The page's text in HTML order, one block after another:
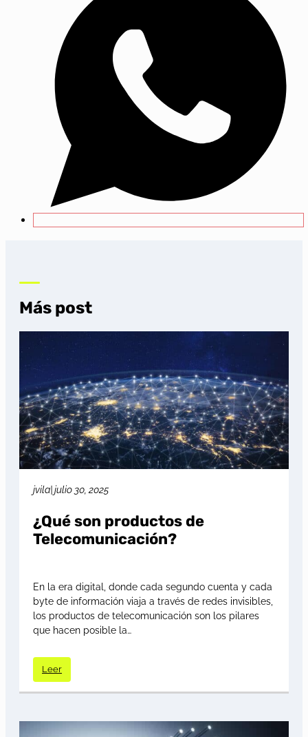
Más post
jvila julio 30, 2025
¿Qué son productos de
Telecomunicación?
En la era digital, donde cada segundo cuenta y cada
byte de información viaja a través de redes invisibles,
los productos de telecomunicación son los pilares
que hacen posible la…
Leer